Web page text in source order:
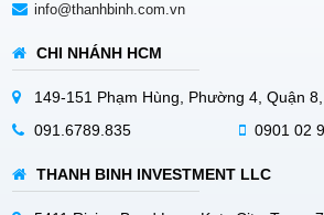
info@thanhbinh.com.vn
CHI NHÁNH HCM
149-151 Phạm Hùng, Phường 4, Quận 8,
091.6789.835
0901 02
THANH BINH INVESTMENT LLC